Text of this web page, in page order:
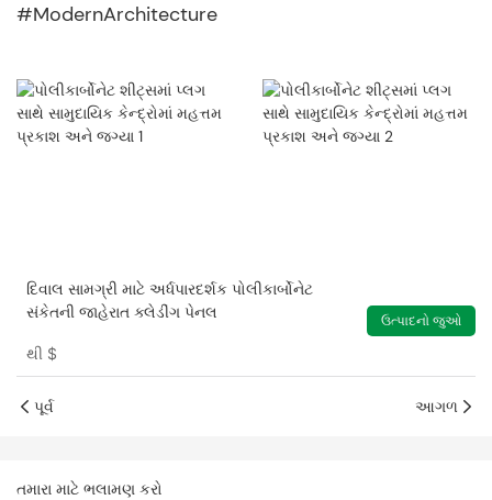
#ModernArchitecture
દિવાલ સામગ્રી માટે અર્ધપારદર્શક પોલીકાર્બોનેટ
સંકેતની જાહેરાત ક્લેડીંગ પેનલ
થી $
ઉત્પાદનો જુઓ
પૂર્વ આગળ
તમારા માટે ભલામણ કરો